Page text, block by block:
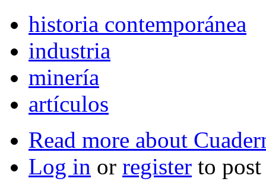
historia contemporánea
industria
minería
artículos
Read more about
Log in or register to